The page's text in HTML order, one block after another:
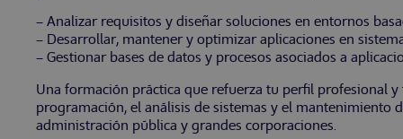
– Analizar requisitos y diseñar soluciones en entornos
– Desarrollar, mantener y optimizar aplicaciones en
– Gestionar bases de datos y procesos asociados a
Una formación práctica que refuerza tu perfil profesional
programación, el análisis de sistemas y el mantenimiento
administración pública y grandes corporaciones.